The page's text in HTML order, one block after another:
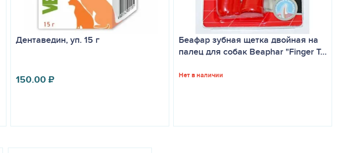
Дентаведин, уп. 15 г
150.00₽
Беафар зубная щетка двойная на
палец для собак Beaphar "Finger T…
Нет в наличии